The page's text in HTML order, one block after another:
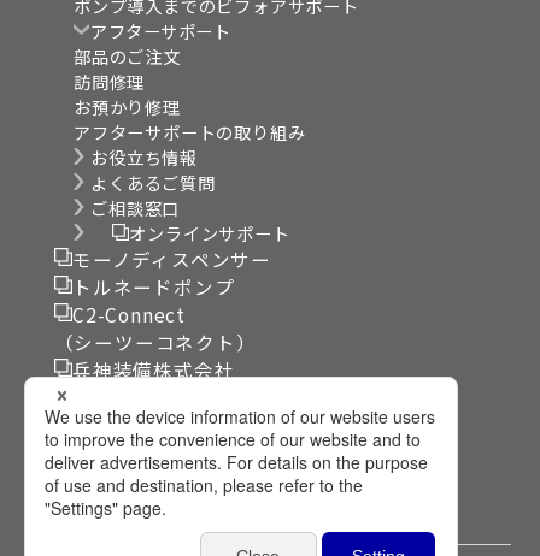
ポンプ導入までのビフォアサポート
アフターサポート
部品のご注文
訪問修理
お預かり修理
アフターサポートの取り組み
お役立ち情報
よくあるご質問
ご相談窓口
オンラインサポート
モーノディスペンサー
トルネードポンプ
C2-Connect
（シーツーコネクト）
兵神装備株式会社
リンク集
サイト利用規約
個人情報保護方針
プライバシー設定